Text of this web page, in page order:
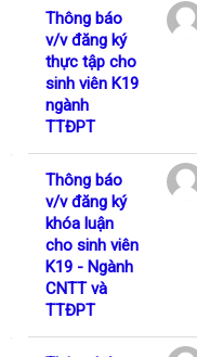
Thông báo
v/v đăng ký
thực tập cho
sinh viên K19
ngành
TTĐPT
Thông báo
v/v đăng ký
khóa luận
cho sinh viên
K19 - Ngành
CNTT và
TTĐPT